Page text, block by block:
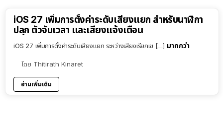
iOS 27 เพิ่มการตั้งค่าระดับเสียงแยก สำหรับนาฬิกา
ปลุก ตัวจับเวลา และเสียงแจ้งเตือน
iOS 27 เพิ่มการตั้งค่าระดับเสียงแยก ระหว่างเสียงเรียกเข […] มากกว่า
โดย Thitirath Kinaret
อ่านเพิ่มเติม